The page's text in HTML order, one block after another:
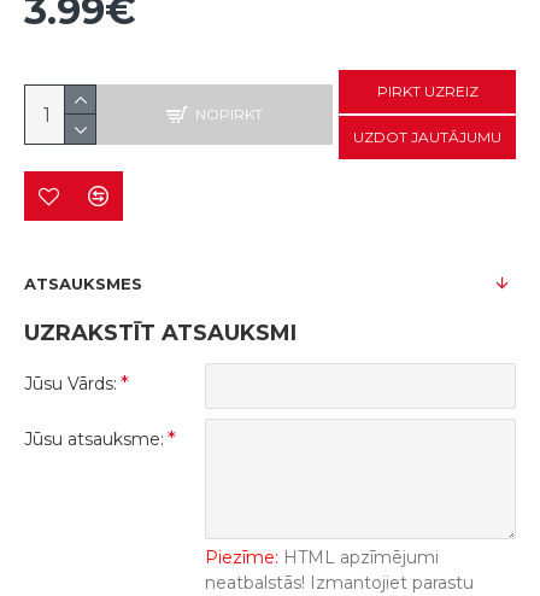
3.99€
NOPIRKT
PIRKT UZREIZ
UZDOT JAUTĀJUMU
ATSAUKSMES
UZRAKSTĪT ATSAUKSMI
Jūsu Vārds:
Jūsu atsauksme:
Piezīme: HTML apzīmējumi
neatbalstās! Izmantojiet parastu